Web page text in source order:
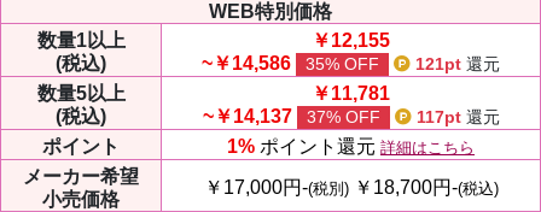
WEB特別価格
数量1以上
(税込)
￥12,155
~￥14,586
35% OFF 121pt 還元
数量5以上
(税込)
￥11,781
~￥14,137
37% OFF 117pt 還元
ポイント 1% ポイント還元 詳細はこちら
メーカー希望
小売価格
￥17,000円-(税別) ￥18,700円-(税込)